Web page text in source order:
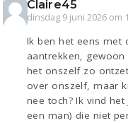
Claire45
dinsdag 9 juni 2026 om
Ik ben het eens met
aantrekken,
het onszelf zo
over onszelf, maar
nee toch? Ik vind
een man) die niet